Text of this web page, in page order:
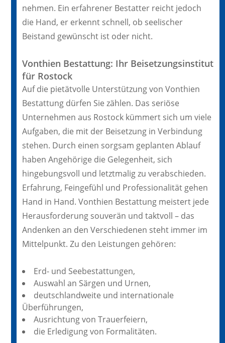
nehmen. Ein erfahrener Bestatter reicht jedoch
die Hand, er erkennt schnell, ob seelischer
Beistand gewünscht ist oder nicht.
Vonthien Bestattung: Ihr Beisetzungsinstitut
für Rostock
Auf die pietätvolle Unterstützung von Vonthien
Bestattung dürfen Sie zählen. Das seriöse
Unternehmen aus Rostock kümmert sich um viele
Aufgaben, die mit der Beisetzung in Verbindung
stehen. Durch einen sorgsam geplanten Ablauf
haben Angehörige die Gelegenheit, sich
hingebungsvoll und letztmalig zu verabschieden.
Erfahrung, Feingefühl und Professionalität gehen
Hand in Hand. Vonthien Bestattung meistert jede
Herausforderung souverän und taktvoll – das
Andenken an den Verschiedenen steht immer im
Mittelpunkt. Zu den Leistungen gehören:
Erd- und Seebestattungen,
Auswahl an Särgen und Urnen,
deutschlandweite und internationale
Überführungen,
Ausrichtung von Trauerfeiern,
die Erledigung von Formalitäten.